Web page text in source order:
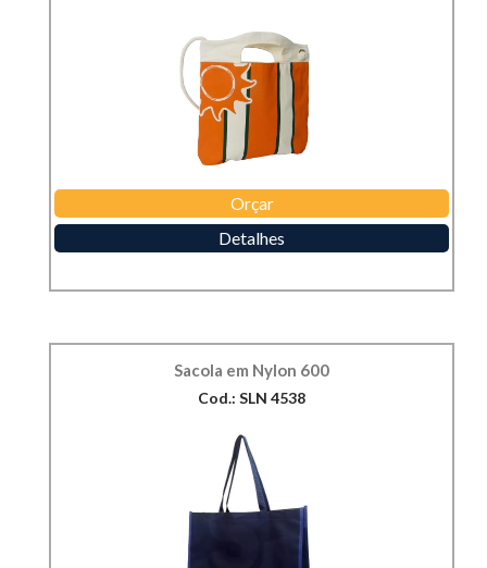
Orçar
Detalhes
Sacola em Nylon 600
Cod.: SLN 4538